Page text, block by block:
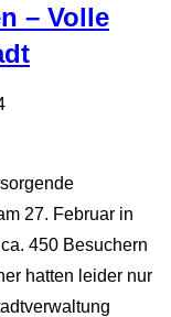
– Volle
27. Februar in
450 Besuchern
hatten leider nur